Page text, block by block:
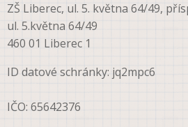
ZŠ Liberec, ul. 5. května 64/49,
ul. 5.května 64/49
460 01 Liberec 1
ID datové schránky: jq2mpc6
IČO: 65642376